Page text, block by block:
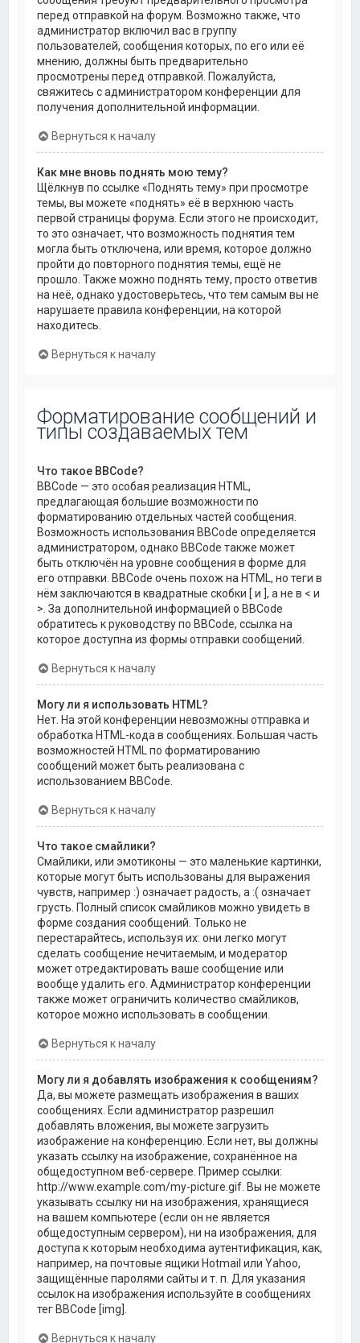
перед отправкой на форум. Возможно также, что
администратор включил вас в группу
пользователей, сообщения которых, по его или её
мнению, должны быть предварительно
просмотрены перед отправкой. Пожалуйста,
свяжитесь с администратором конференции для
получения дополнительной информации.
Вернуться к началу
Как мне вновь поднять мою тему?
Щёлкнув по ссылке «Поднять тему» при просмотре
темы, вы можете «поднять» её в верхнюю часть
первой страницы форума. Если этого не происходит,
то это означает, что возможность поднятия тем
могла быть отключена, или время, которое должно
пройти до повторного поднятия темы, ещё не
прошло. Также можно поднять тему, просто ответив
на неё, однако удостоверьтесь, что тем самым вы не
нарушаете правила конференции, на которой
находитесь.
Вернуться к началу
Форматирование сообщений и
типы создаваемых тем
Что такое BBCode?
BBCode — это особая реализация HTML,
предлагающая большие возможности по
форматированию отдельных частей сообщения.
Возможность использования BBCode определяется
администратором, однако BBCode также может
быть отключён на уровне сообщения в форме для
его отправки. BBCode очень похож на HTML, но теги в
нём заключаются в квадратные скобки [ и ], а не в < и
>. За дополнительной информацией о BBCode
обратитесь к руководству по BBCode, ссылка на
которое доступна из формы отправки сообщений.
Вернуться к началу
Могу ли я использовать HTML?
Нет. На этой конференции невозможны отправка и
обработка HTML-кода в сообщениях. Большая часть
возможностей HTML по форматированию
сообщений может быть реализована с
использованием BBCode.
Вернуться к началу
Что такое смайлики?
Смайлики, или эмотиконы — это маленькие картинки,
которые могут быть использованы для выражения
чувств, например :) означает радость, а :( означает
грусть. Полный список смайликов можно увидеть в
форме создания сообщений. Только не
перестарайтесь, используя их: они легко могут
сделать сообщение нечитаемым, и модератор
может отредактировать ваше сообщение или
вообще удалить его. Администратор конференции
также может ограничить количество смайликов,
которое можно использовать в сообщении.
Вернуться к началу
Могу ли я добавлять изображения к сообщениям?
Да, вы можете размещать изображения в ваших
сообщениях. Если администратор разрешил
добавлять вложения, вы можете загрузить
изображение на конференцию. Если нет, вы должны
указать ссылку на изображение, сохранённое на
общедоступном веб-сервере. Пример ссылки:
http://www.example.com/my-picture.gif. Вы не можете
указывать ссылку ни на изображения, хранящиеся
на вашем компьютере (если он не является
общедоступным сервером), ни на изображения, для
доступа к которым необходима аутентификация, как,
например, на почтовые ящики Hotmail или Yahoo,
защищённые паролями сайты и т. п. Для указания
ссылок на изображения используйте в сообщениях
тег BBCode [img].
Вернуться к началу